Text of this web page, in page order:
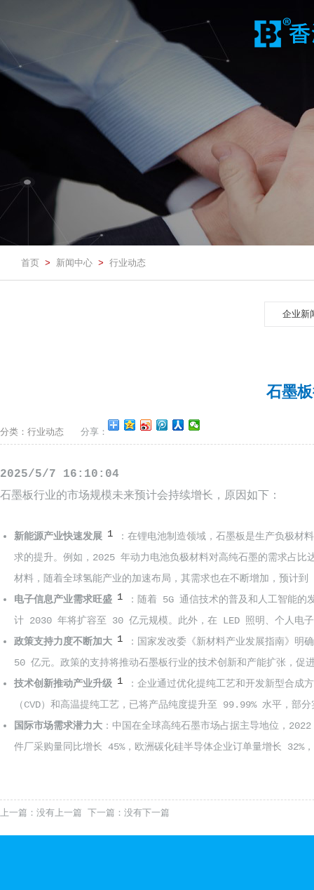
首页 > 新闻中心 > 行业动态
企业新
石墨
分类：行业动态 分享：
2025/5/7 16:10:04
石墨板行业的市场规模未来预计会持续增长，原因如下：
新能源产业快速发展 1
：在锂电池制造领域，石墨板是生产负极材
求的提升。例如，2025 年动力电池负极材料对高纯石墨的需求占
材料，随着全球氢能产业的加速布局，其需求也在不断增加，预
电子信息产业需求旺盛 1
：随着 5G 通信技术的普及和人工智能
计 2030 年将扩容至 30 亿元规模。此外，在 LED 照明、个人电子
政策支持力度不断加大 1
：国家发改委《新材料产业发展指南》
50 亿元。政策的支持将推动石墨板行业的技术创新和产能扩张，促
技术创新推动产业升级 1
：企业通过优化提纯工艺和开发新型合
（CVD）和高温提纯工艺，已将产品纯度提升至 99.99% 水平，
国际市场需求潜力大 ：中国在全球高纯石墨市场占据主导地位，
件厂采购量同比增长 45%，欧洲碳化硅半导体企业订单量增长
上一篇： 没有上一篇 下一篇： 没有下一篇